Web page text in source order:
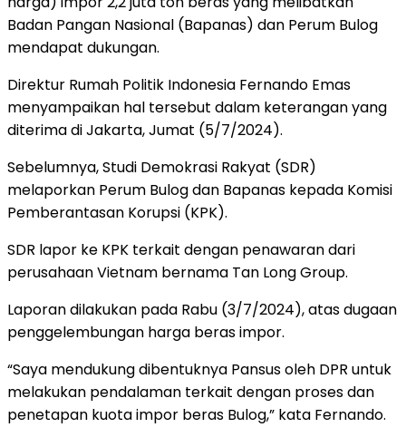
Badan Pangan Nasional (Bapanas) dan Perum Bulog
mendapat dukungan.
Direktur Rumah Politik Indonesia Fernando Emas
menyampaikan hal tersebut dalam keterangan yang
diterima di Jakarta, Jumat (5/7/2024).
Sebelumnya, Studi Demokrasi Rakyat (SDR)
melaporkan Perum Bulog dan Bapanas kepada Komisi
Pemberantasan Korupsi (KPK).
SDR lapor ke KPK terkait dengan penawaran dari
perusahaan Vietnam bernama Tan Long Group.
Laporan dilakukan pada Rabu (3/7/2024), atas dugaan
penggelembungan harga beras impor.
“Saya mendukung dibentuknya Pansus oleh DPR untuk
melakukan pendalaman terkait dengan proses dan
penetapan kuota impor beras Bulog,” kata Fernando.